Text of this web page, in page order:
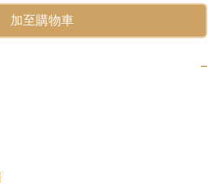
加至購物車
−